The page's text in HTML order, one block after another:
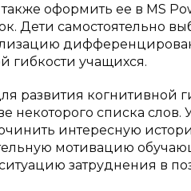
оформить ее в MS
Дети самостоятельно
гибкости учащихся.
когнитивной
некоторого списка
интересную
мотивацию
затруднения в